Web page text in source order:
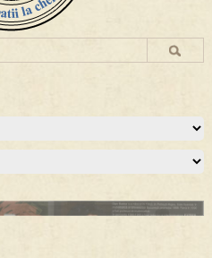
despre controversatele